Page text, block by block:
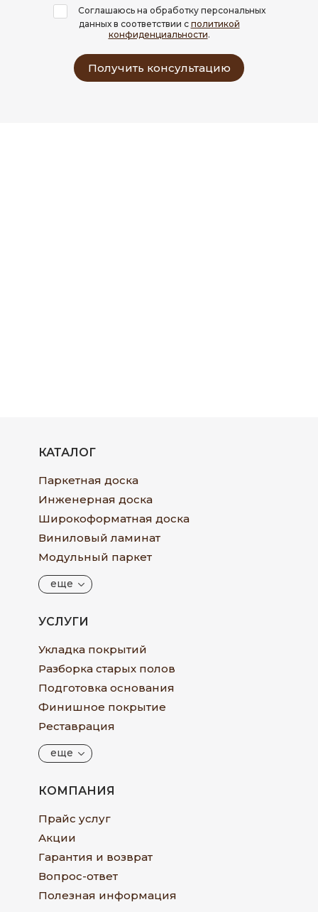
Соглашаюсь на обработку персональных
данных в соответствии с политикой
конфиденциальности.
Получить консультацию
КАТАЛОГ
Паркетная доска
Инженерная доска
Широкоформатная доска
Виниловый ламинат
Модульный паркет
еще
УСЛУГИ
Укладка покрытий
Разборка старых полов
Подготовка основания
Финишное покрытие
Реставрация
еще
КОМПАНИЯ
Прайс услуг
Акции
Гарантия и возврат
Вопрос-ответ
Полезная информация